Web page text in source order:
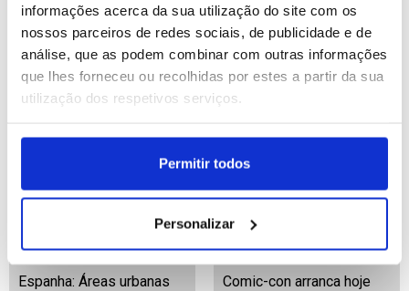
informações acerca da sua utilização do site com os
nossos parceiros de redes sociais, de publicidade e de
análise, que as podem combinar com outras informações
que lhes forneceu ou recolhidas por estes a partir da sua
utilização dos respetivos serviços.
Permitir todos
Personalizar
Irão: Congresso dos EUA
aprova resolução para
limitar guerra e pressiona
Trump
ID: 47508264 Date: 23/07/2026 17:07
Manutenção das taxas de
juro foi uma decisão
unânime - Lagarde
ID: 47507956
Espanha: Áreas urbanas
Comic-con arranca hoje